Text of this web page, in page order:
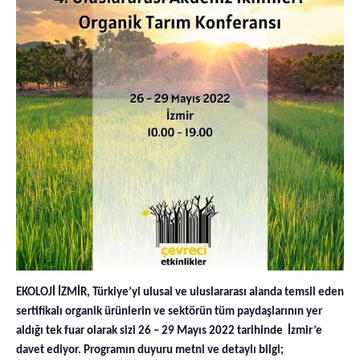
EKOLOJİ İZMİR, Türkiye’yi ulusal ve uluslararası alanda temsil eden
sertifikalı organik ürünlerin ve sektörün tüm paydaşlarının yer
aldığı tek fuar olarak sizi 26 – 29 Mayıs 2022 tarihinde İzmir’e
davet ediyor. Programın duyuru metni ve detaylı bilgi;